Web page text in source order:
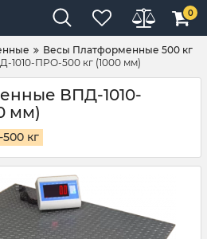
0
Весы Платформенные 500 кг
1010-ПРО-500 кг (1000 мм)
ВПД-1010-
мм)
кг